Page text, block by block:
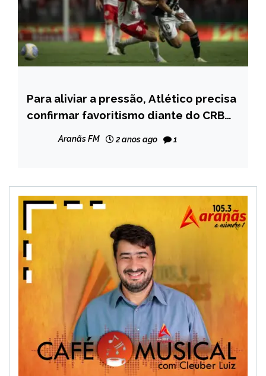
ESPORTES
Para aliviar a pressão, Atlético precisa
confirmar favoritismo diante do CRB
Aranãs FM 2 anos ago 1